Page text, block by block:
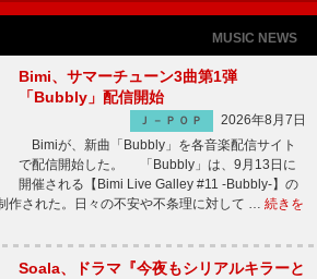
MUSIC NEWS
Bimi、サマーチューン3曲第1弾
「Bubbly」配信開始
Ｊ－ＰＯＰ
2026年8月7日
Bimiが、新曲「Bubbly」を各音楽配信サイト
で配信開始した。 「Bubbly」は、9月13日に
開催される【Bimi Live Galley #11 -Bubbly-】の
作された。日々の不安や不条理に対して … 続きを
Soala、ドラマ『今夜もシリアルキラーと